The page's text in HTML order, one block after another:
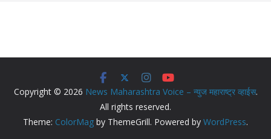
Copyright © 2026 News Maharashtra Voice – न्युज महाराष्ट्र व्हाईस.
All rights reserved.
Theme: ColorMag by ThemeGrill. Powered by WordPress.